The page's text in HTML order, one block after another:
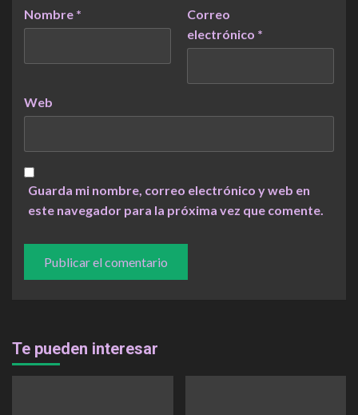
Nombre *
Correo
electrónico *
Web
Guarda mi nombre, correo electrónico y web en
este navegador para la próxima vez que comente.
Te pueden interesar